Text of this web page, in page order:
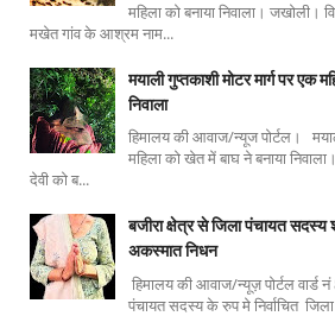
महिला को बनाया निवाला।
मखेत गांव के आश्रम नाम...
मयाली गुप्तकाशी मोटर मार्ग पर एक
निवाला
हिमालय की आवाज/न्यूज पोर्टल।
महिला को खेत में बाघ ने बनाया
देवी को ब...
बजीरा क्षेत्र से जिला पंचायत सदस्य
अकस्मात निधन
हिमालय की आवाज/न्यूज़ पोर्टल वार्ड
पंचायत सदस्य के रुप मे निर्वाचित